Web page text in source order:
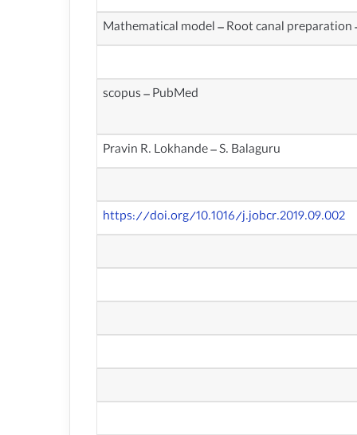
Mathematical model – Root canal preparation
scopus – PubMed
Pravin R. Lokhande – S. Balaguru
https://doi.org/10.1016/j.jobcr.2019.09.002